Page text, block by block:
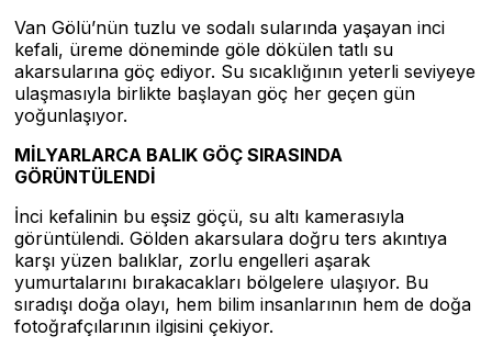
Van Gölü’nün tuzlu ve sodalı sularında yaşayan inci
kefali, üreme döneminde göle dökülen tatlı su
akarsularına göç ediyor. Su sıcaklığının yeterli seviyeye
ulaşmasıyla birlikte başlayan göç her geçen gün
yoğunlaşıyor.
MİLYARLARCA BALIK GÖÇ SIRASINDA
GÖRÜNTÜLENDİ
İnci kefalinin bu eşsiz göçü, su altı kamerasıyla
görüntülendi. Gölden akarsulara doğru ters akıntıya
karşı yüzen balıklar, zorlu engelleri aşarak
yumurtalarını bırakacakları bölgelere ulaşıyor. Bu
sıradışı doğa olayı, hem bilim insanlarının hem de doğa
fotoğrafçılarının ilgisini çekiyor.